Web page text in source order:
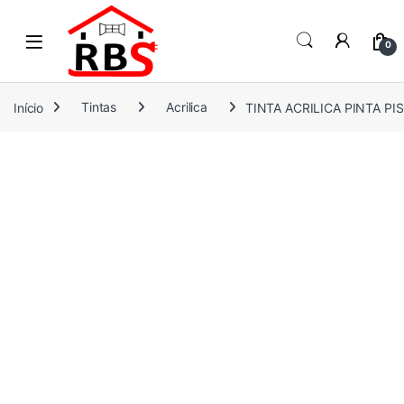
Skip to navigation
0
Início Tintas Acrilica TINTA ACRILICA PINTA